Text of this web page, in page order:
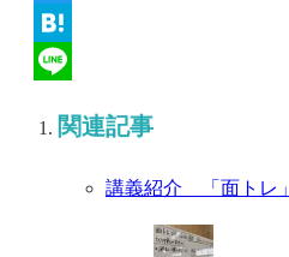
Twitter
Hatena
関連記事
講義紹介 「面トレ」